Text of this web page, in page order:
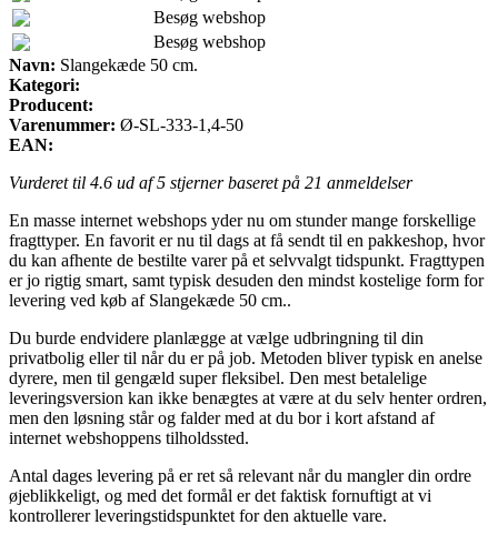
Besøg webshop
Besøg webshop
Navn: Slangekæde 50 cm.
Kategori:
Producent:
Varenummer: Ø-SL-333-1,4-50
EAN:
Vurderet til 4.6 ud af 5 stjerner baseret på 21 anmeldelser
En masse internet webshops yder nu om stunder mange forskellige
fragttyper. En favorit er nu til dags at få sendt til en pakkeshop, hvor
du kan afhente de bestilte varer på et selvvalgt tidspunkt. Fragttypen
er jo rigtig smart, samt typisk desuden den mindst kostelige form for
levering ved køb af Slangekæde 50 cm..
Du burde endvidere planlægge at vælge udbringning til din
privatbolig eller til når du er på job. Metoden bliver typisk en anelse
dyrere, men til gengæld super fleksibel. Den mest betalelige
leveringsversion kan ikke benægtes at være at du selv henter ordren,
men den løsning står og falder med at du bor i kort afstand af
internet webshoppens tilholdssted.
Antal dages levering på er ret så relevant når du mangler din ordre
øjeblikkeligt, og med det formål er det faktisk fornuftigt at vi
kontrollerer leveringstidspunktet for den aktuelle vare.